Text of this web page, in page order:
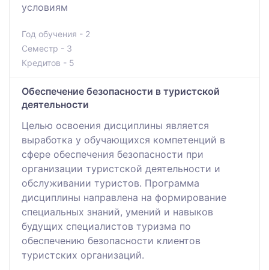
условиям
Год обучения - 2
Семестр - 3
Кредитов - 5
Обеспечение безопасности в туристской
деятельности
Целью освоения дисциплины является
выработка у обучающихся компетенций в
сфере обеспечения безопасности при
организации туристской деятельности и
обслуживании туристов. Программа
дисциплины направлена на формирование
специальных знаний, умений и навыков
будущих специалистов туризма по
обеспечению безопасности клиентов
туристских организаций.